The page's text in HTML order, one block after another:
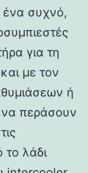
ένα συχνό,
για τη
με τον
ή
να περάσουν
λάδι